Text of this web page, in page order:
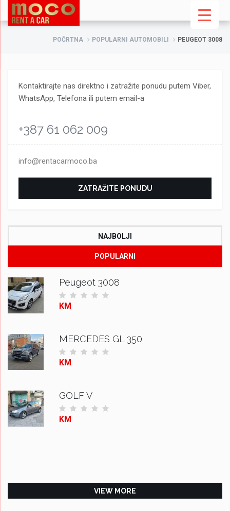
POČRTNA POPULARNI AUTOMOBILI PEUGEOT 3008
Kontaktirajte nas direktno i zatražite ponudu putem Viber,
WhatsApp, Telefona ili putem email-a
+387 61 062 009
info@rentacarmoco.ba
ZATRAŽITE PONUDU
NAJBOLJI
POPULARNI
Peugeot 3008
KM
MERCEDES GL 350
KM
GOLF V
KM
VIEW MORE